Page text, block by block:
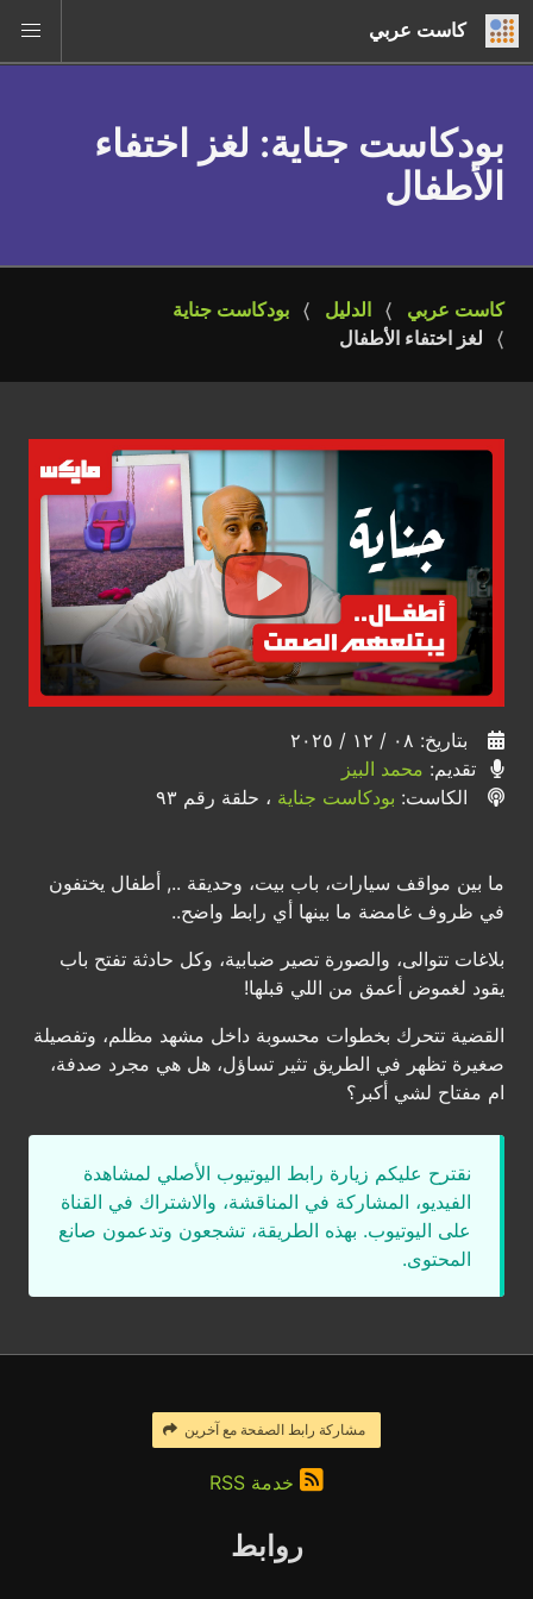
كاست عربي
بودكاست جناية: لغز اختفاء
الأطفال
كاست عربي الدليل
بودكاست جناية
لغز اختفاء الأطفال
بتاريخ: ٠٨ / ١٢ / ٢٠٢٥
تقديم: محمد البيز
الكاست: بودكاست جناية ، حلقة رقم ٩٣
ما بين مواقف سيارات، باب بيت، وحديقة .., أطفال يختفون
في ظروف غامضة ما بينها أي رابط واضح..
بلاغات تتوالى، والصورة تصير ضبابية، وكل حادثة تفتح باب
يقود لغموض أعمق من اللي قبلها!
القضية تتحرك بخطوات محسوبة داخل مشهد مظلم، وتفصيلة
صغيرة تظهر في الطريق تثير تساؤل، هل هي مجرد صدفة،
ام مفتاح لشي أكبر؟
نقترح عليكم زيارة رابط اليوتيوب الأصلي لمشاهدة
الفيديو، المشاركة في المناقشة، والاشتراك في القناة
على اليوتيوب. بهذه الطريقة، تشجعون وتدعمون صانع
المحتوى.
مشاركة رابط الصفحة مع آخرين
خدمة RSS
روابط